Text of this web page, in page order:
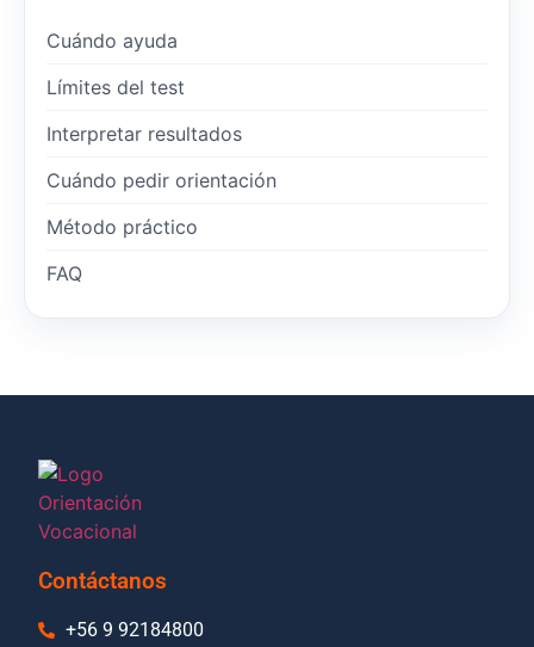
Cuándo ayuda
Límites del test
Interpretar resultados
Cuándo pedir orientación
Método práctico
FAQ
Contáctanos
+56 9 92184800